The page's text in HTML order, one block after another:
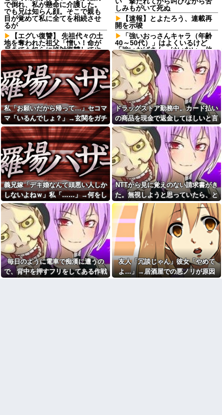
で倒れ、私が懸命に介護した。
でも兄は知らん顔。そこで親も
目が覚めて私に全てを相続させ
るが
【エグい復讐】 先祖代々の土
地を奪われた祖父「憎い！命が
尽きても奴らに絶対復讐してや
る！！」→祖父が亡くなりその
土地に焼肉屋が建ったが、不幸
が次々おこり…
子供達のリクエストでシーフ
ードカレーを作り子供達とハフ
ハフしていたら帰宅した夫がキ
レるキレる。夫「俺がシーフー
ド嫌いなの知っているだろう...
ドラッグストア勤務中。カー
ド払いの商品を現金で返金して
ほしいと言い張る女性客。断っ
ても引き下がらず、その後まさ
かの展開に…
未成年の女の子が何故ネット
で知り合ったオッサンに安々と
騙されて会ってしまうか疑問だ
った
親の借金のカタに17歳でもぐ
りの消費者金融社長の愛人にな
った。その後25歳で1000万円を
渡されマンションへ移された直
後、社長が…
アルバイトの教育で悩んで
る。その人はマニュアルを暗記
して機械のように繰り返すロボ
ットタイプ
Aママ「この辺に住んでるの？
旦那さんってお医者さん？」私
「違いますけど…」→住所を知
られたことから面倒なことに…
しみもがいて死ぬ
【速報】とよたろう、連載再
開を示唆
「強いおっさんキャラ（年齢
40～50代）」はよくいるけど
「強いおばさん」はいない…他
【衝撃】震災で母親に「置い
ていかないで」と言われて置い
ていった娘！⇒ (※画像あり)
最近、友人から距離を取られ
てる理由が判明。不倫がバレて
た。
住宅街を歩いていたら小１女
児に泣きながら抱きつかれた。
鍵っ子のピンチに付き添い30
分…無事にお母さんが現れる
も、後から襲ってきた「不審者
扱いの恐怖」←親切心が裏目に
出るかもしれない世の中怖すぎ
る
【速報】専門家「イオンモー
ル熊本の爆心地に”こんなも
の”があったんだけど…」
家購入に「ダメダメ！」と猛
反対するトメに「あなたの家じ
ゃありません」と言い放った結
果→激怒したトメが自ら〇〇を
口にして最高の展開へｗｗｗｗ
ｗｗ
６畳１間のアパートで、隣に
住む専門学生の部屋が余りにう
るさくて警察を呼んで注意をし
に行ったら…
【衝撃】「え、これカバー曲
だったの！？」って知って驚い
私「お願いだから帰って…」セコマ
マ「いるんでしょ？」→玄関をガチ
ャガチャされ、警察を呼ぶ事態にな
って…
ドラッグストア勤務中。カード払い
の商品を現金で返金してほしいと言
い張る女性客。断っても引き下がら
ず、その後まさかの展開に…
義兄嫁「デキ婚なんて頭悪い人しか
しないよねｗ」私「……」→何をし
ても嫌味を言われ続けた末に…
NTTから見に覚えのない請求書がき
た。無視しようと思っていたら、と
んでもない事実が判明して…
毎日のように電車で痴漢に遭うの
で、背中を押すフリをしてある作戦
友人「冗談じゃん」彼女「やめて
よ…」→居酒屋での悪ノリが原因